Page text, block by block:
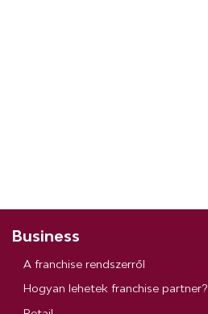
Business
A franchise rendszerről
Hogyan lehetek franchise partner?